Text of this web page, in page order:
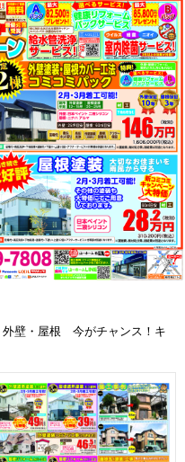
外壁・屋根 今がチャンス！キ